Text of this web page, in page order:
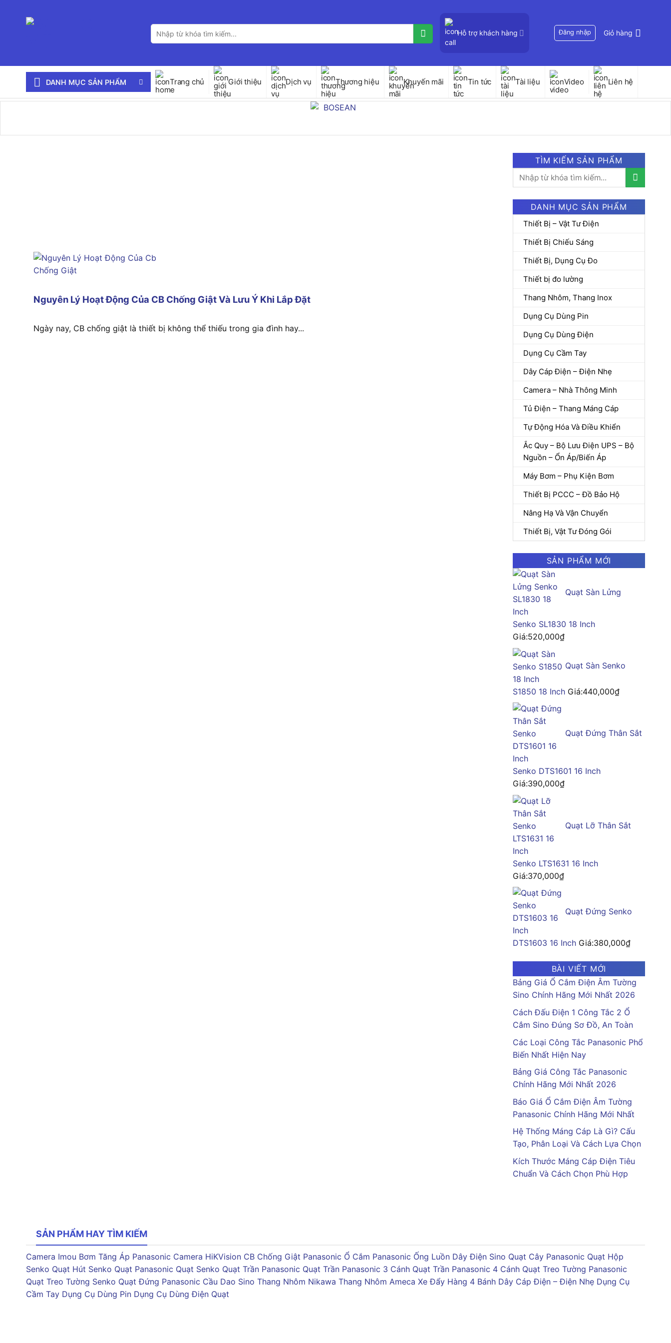
Tìm
kiếm:
Hỗ trợ khách hàng Đăng nhập Giỏ hàng
DANH MỤC SẢN PHẨM Trang chủ Giới thiệu Dịch vụ Thương hiệu Khuyến mãi Tin tức Tài liệu Video Liên hệ
Nguyên Lý Hoạt Động Của CB Chống Giật Và Lưu Ý Khi Lắp Đặt
Ngày nay, CB chống giật là thiết bị không thể thiếu trong gia đình hay...
TÌM KIẾM SẢN PHẨM
Tìm
DANH MỤC SẢN PHẨM
Thiết Bị – Vật Tư Điện
Thiết Bị Chiếu Sáng
Thiết Bị, Dụng Cụ Đo
Thiết bị đo lường
Thang Nhôm, Thang Inox
Dụng Cụ Dùng Pin
Dụng Cụ Dùng Điện
Dụng Cụ Cầm Tay
Dây Cáp Điện – Điện Nhẹ
Camera – Nhà Thông Minh
Tủ Điện – Thang Máng Cáp
Tự Động Hóa Và Điều Khiển
Ắc Quy – Bộ Lưu Điện UPS – Bộ
Nguồn – Ổn Áp/Biến Áp
Máy Bơm – Phụ Kiện Bơm
Thiết Bị PCCC – Đồ Bảo Hộ
Nâng Hạ Và Vận Chuyển
Thiết Bị, Vật Tư Đóng Gói
SẢN PHẨM MỚI
Quạt Sàn Lửng
Senko SL1830 18 Inch
Giá:520,000₫
Quạt Sàn Senko
S1850 18 Inch Giá:440,000₫
Quạt Đứng Thân Sắt
Senko DTS1601 16 Inch
Giá:390,000₫
Quạt Lỡ Thân Sắt
Senko LTS1631 16 Inch
Giá:370,000₫
Quạt Đứng Senko
DTS1603 16 Inch Giá:380,000₫
BÀI VIẾT MỚI
Bảng Giá Ổ Cắm Điện Âm Tường
Sino Chính Hãng Mới Nhất 2026
Cách Đấu Điện 1 Công Tắc 2 Ổ
Cắm Sino Đúng Sơ Đồ, An Toàn
Các Loại Công Tắc Panasonic Phổ
Biến Nhất Hiện Nay
Bảng Giá Công Tắc Panasonic
Chính Hãng Mới Nhất 2026
Báo Giá Ổ Cắm Điện Âm Tường
Panasonic Chính Hãng Mới Nhất
Hệ Thống Máng Cáp Là Gì? Cấu
Tạo, Phân Loại Và Cách Lựa Chọn
Kích Thước Máng Cáp Điện Tiêu
Chuẩn Và Cách Chọn Phù Hợp
SẢN PHẨM HAY TÌM KIẾM
Camera Imou Bơm Tăng Áp Panasonic Camera HiKVision CB Chống Giật Panasonic Ổ Cắm Panasonic Ống Luồn Dây Điện Sino Quạt Cây Panasonic Quạt Hộp
Senko Quạt Hút Senko Quạt Panasonic Quạt Senko Quạt Trần Panasonic Quạt Trần Panasonic 3 Cánh Quạt Trần Panasonic 4 Cánh Quạt Treo Tường Panasonic
Quạt Treo Tường Senko Quạt Đứng Panasonic Cầu Dao Sino Thang Nhôm Nikawa Thang Nhôm Ameca Xe Đẩy Hàng 4 Bánh Dây Cáp Điện – Điện Nhẹ Dụng Cụ
Cầm Tay Dụng Cụ Dùng Pin Dụng Cụ Dùng Điện Quạt